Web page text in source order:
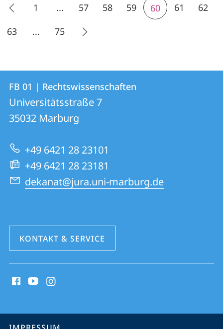
1 ... 57 58 59 60 61
62
63
... 75
Kontakt
und
Informationen
zur
Website
Kontaktinformationen
FB
01
|
Rechtswissenschaften
FB 01 | Rechtswissenschaften
Universitätsstraße 7
35032 Marburg
+49 6421 28 23101
+49 6421 28 23181
dekanat@jura.uni-marburg.de
KONTAKT & SERVICE
Media
Service-